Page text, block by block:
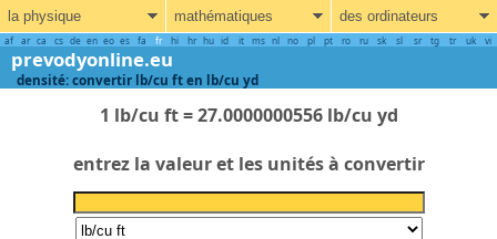
la physique mathématiques des ordinateurs
af ar ca cs de en eo es fa fr hi hr hu id it ms nl no pl pt ro ru sk sl sr tg tr uk vi
prevodyonline.eu
densité: convertir lb/cu ft en lb/cu yd
1 lb/cu ft = 27.0000000556 lb/cu yd
entrez la valeur et les unités à convertir